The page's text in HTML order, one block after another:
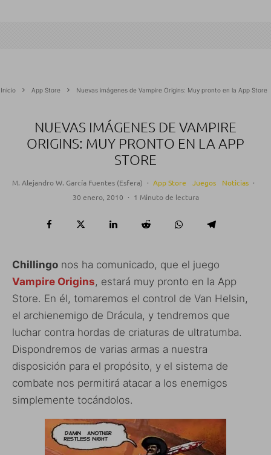
Inicio App Store Nuevas imágenes de Vampire Origins: Muy pronto en la App Store
NUEVAS IMÁGENES DE VAMPIRE
ORIGINS: MUY PRONTO EN LA APP
STORE
M. Alejandro W. García Fuentes (Esfera) · App Store Juegos Noticias ·
30 enero, 2010 · 1 Minuto de lectura
Chillingo nos ha comunicado, que el juego
Vampire Origins, estará muy pronto en la App
Store. En él, tomaremos el control de Van Helsin,
el archienemigo de Drácula, y tendremos que
luchar contra hordas de criaturas de ultratumba.
Dispondremos de varias armas a nuestra
disposición para el propósito, y el sistema de
combate nos permitirá atacar a los enemigos
simplemente tocándolos.